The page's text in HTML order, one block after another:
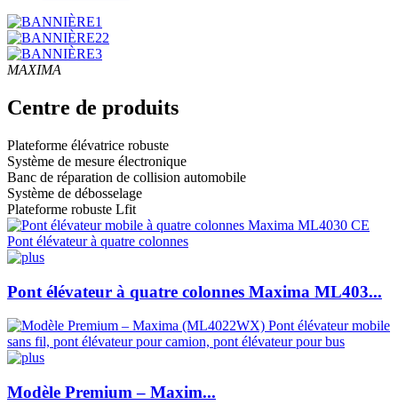
MAXIMA
Centre de produits
Plateforme élévatrice robuste
Système de mesure électronique
Banc de réparation de collision automobile
Système de débosselage
Plateforme robuste Lfit
Pont élévateur à quatre colonnes Maxima ML403...
Modèle Premium – Maxim...